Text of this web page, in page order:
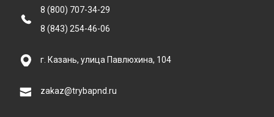
8 (800) 707-34-29
8 (843) 254-46-06
г. Казань, улица Павлюхина, 104
zakaz@trybapnd.ru